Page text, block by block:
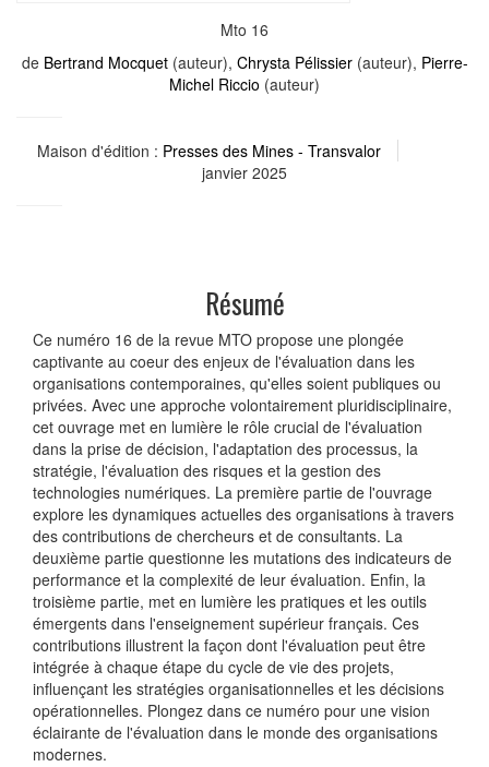
Mto 16
de Bertrand Mocquet(auteur), Chrysta Pélissier(auteur), Pierre-
Michel Riccio (auteur)
Maison d'édition : Presses des Mines - Transvalor
janvier 2025
Résumé
Ce numéro 16 de la revue MTO propose une plongée
captivante au coeur des enjeux de l'évaluation dans les
organisations contemporaines, qu'elles soient publiques ou
privées. Avec une approche volontairement pluridisciplinaire,
cet ouvrage met en lumière le rôle crucial de l'évaluation
dans la prise de décision, l'adaptation des processus, la
stratégie, l'évaluation des risques et la gestion des
technologies numériques. La première partie de l'ouvrage
explore les dynamiques actuelles des organisations à travers
des contributions de chercheurs et de consultants. La
deuxième partie questionne les mutations des indicateurs de
performance et la complexité de leur évaluation. Enfin, la
troisième partie, met en lumière les pratiques et les outils
émergents dans l'enseignement supérieur français. Ces
contributions illustrent la façon dont l'évaluation peut être
intégrée à chaque étape du cycle de vie des projets,
influençant les stratégies organisationnelles et les décisions
opérationnelles. Plongez dans ce numéro pour une vision
éclairante de l'évaluation dans le monde des organisations
modernes.